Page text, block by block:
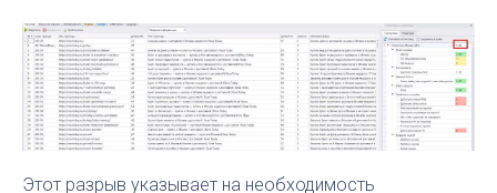
Этот разрыв указывает на необходимость